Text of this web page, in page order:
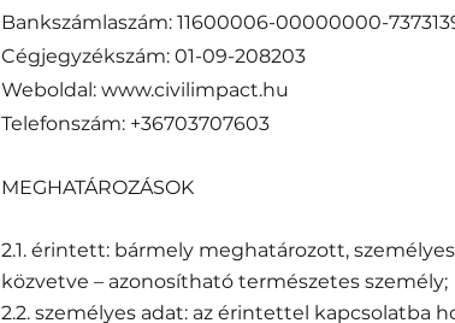
Bankszámlaszám: 11600006-00000000-
Cégjegyzékszám: 01-09-208203
Weboldal: www.civilimpact.hu
Telefonszám: +36703707603
MEGHATÁROZÁSOK
2.1. érintett: bármely meghatározott,
közvetve – azonosítható természetes személy;
2.2. személyes adat: az érintettel kapcsolatba